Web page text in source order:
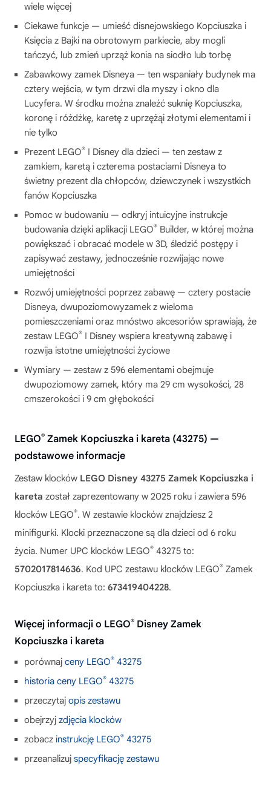
wiele więcej
Ciekawe funkcje — umieść disnejowskiego Kopciuszka i
Księcia z Bajki na obrotowym parkiecie, aby mogli
tańczyć, lub zmień uprząż konia na siodło lub torbę
Zabawkowy zamek Disneya — ten wspaniały budynek ma
cztery wejścia, w tym drzwi dla myszy i okno dla
Lucyfera. W środku można znaleźć suknię Kopciuszka,
koronę i różdżkę, karetę z uprzężąi złotymi elementami i
nie tylko
Prezent LEGO® ǀ Disney dla dzieci — ten zestaw z
zamkiem, karetą i czterema postaciami Disneya to
świetny prezent dla chłopców, dziewczynek i wszystkich
fanów Kopciuszka
Pomoc w budowaniu — odkryj intuicyjne instrukcje
budowania dzięki aplikacji LEGO® Builder, w której można
powiększać i obracać modele w 3D, śledzić postępy i
zapisywać zestawy, jednocześnie rozwijając nowe
umiejętności
Rozwój umiejętności poprzez zabawę — cztery postacie
Disneya, dwupoziomowyzamek z wieloma
pomieszczeniami oraz mnóstwo akcesoriów sprawiają, że
zestaw LEGO® ǀ Disney wspiera kreatywną zabawę i
rozwija istotne umiejętności życiowe
Wymiary — zestaw z 596 elementami obejmuje
dwupoziomowy zamek, który ma 29 cm wysokości, 28
cmszerokości i 9 cm głębokości
LEGO® Zamek Kopciuszka i kareta (43275) —
podstawowe informacje
Zestaw klocków LEGO Disney 43275 Zamek Kopciuszka i
kareta został zaprezentowany w 2025 roku i zawiera 596
klocków LEGO®. W zestawie klocków znajdziesz 2
minifigurki. Klocki przeznaczone są dla dzieci od 6 roku
życia. Numer UPC klocków LEGO® 43275 to:
5702017814636. Kod UPC zestawu klocków LEGO® Zamek
Kopciuszka i kareta to: 673419404228.
Więcej informacji o LEGO® Disney Zamek
Kopciuszka i kareta
porównaj ceny LEGO® 43275
historia ceny LEGO® 43275
przeczytaj opis zestawu
obejrzyj zdjęcia klocków
zobacz instrukcję LEGO® 43275
przeanalizuj specyfikację zestawu